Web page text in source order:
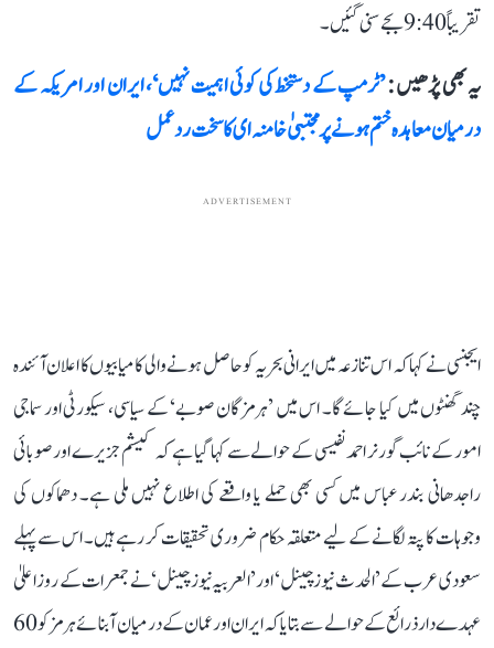
تقریباً 9:40 بجے سنی گئیں۔
یہ بھی پڑھیں :’ٹرمپ کے دستخط کی کوئی اہمیت نہیں‘، ایران اور امریکہ کے
درمیان معاہدہ ختم ہونے پر مجتبیٰ خامنہ ای کا سخت ردعمل
ADVERTISEMENT
ایجنسی نے کہا کہ اس تنازعہ میں ایرانی بحریہ کو حاصل ہونے والی کامیابیوں کا اعلان آئندہ
چند گھنٹوں میں کیا جائے گا۔ اس میں ’ہرمزگان صوبے‘ کے سیاسی، سیکورٹی اور سماجی
امور کے نائب گورنر احمد نفیسی کے حوالے سے کہا گیا ہے کہ کیشم جزیرے اور صوبائی
راجدھانی بندر عباس میں کسی بھی حملے یا واقعے کی اطلاع نہیں ملی ہے۔ دھماکوں کی
وجوہات کا پتہ لگانے کے لیے متعلقہ حکام ضروری تحقیقات کر رہے ہیں۔ اس سے پہلے
سعودی عرب کے ’الحدث نیوز چینل‘ اور ’العربیہ نیوز چینل‘ نے جمعرات کے روز اعلیٰ
عہدے دار ذرائع کے حوالے سے بتایا کہ ایران اور عمان کے درمیان آبنائے ہرمز کو 60